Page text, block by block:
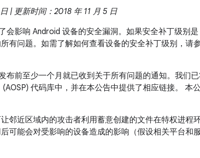
| 更新时间：2018 年 11 月 5 日
会影响 Android 设备的安全漏洞。如果安全补丁级别
有问题。如需了解如何查看设备的安全补丁级别，请
布前至少一个月就已收到关于所有问题的通知。我们
代码库中，并在本公告中提供了相应链接。 本
邻近区域内的攻击者利用蓄意创建的文件在特权进程
可能会对受影响的设备造成的影响（假设相关平台和